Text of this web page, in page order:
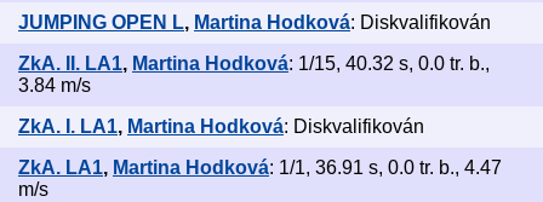
JUMPING OPEN L, Martina Hodková: Diskvalifikován
ZkA. II. LA1, Martina Hodková: 1/15, 40.32 s, 0.0 tr. b.,
3.84 m/s
ZkA. I. LA1, Martina Hodková: Diskvalifikován
ZkA. LA1, Martina Hodková: 1/1, 36.91 s, 0.0 tr. b., 4.47
m/s